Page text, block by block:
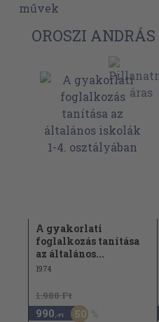
művek
OROSZI
A gyakorlati
foglalkozás tanítása
az általános...
1974
1.980 Ft
990 ,-Ft 50